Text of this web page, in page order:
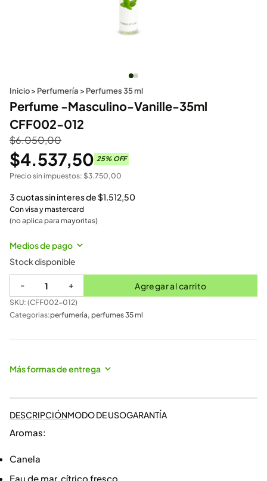
Inicio> Perfumería > Perfumes 35 ml
Perfume -Masculino-Vanille-35ml
CFF002-012
$6.050,00
$4.537,50 25% OFF
Precio sin impuestos: $3.750,00
3 cuotas sin interes de$1.512,50
Con visa y mastercard
(no aplica para mayoritas)
Medios de pago
Stock disponible
- + Agregar al carrito
SKU: (CFF002-012)
Categorias:perfumería, perfumes 35 ml
Más formas de entrega
DESCRIPCIÓNMODO DE USOGARANTÍA
Aromas:
Canela
Eau de mar, cítrico fresco